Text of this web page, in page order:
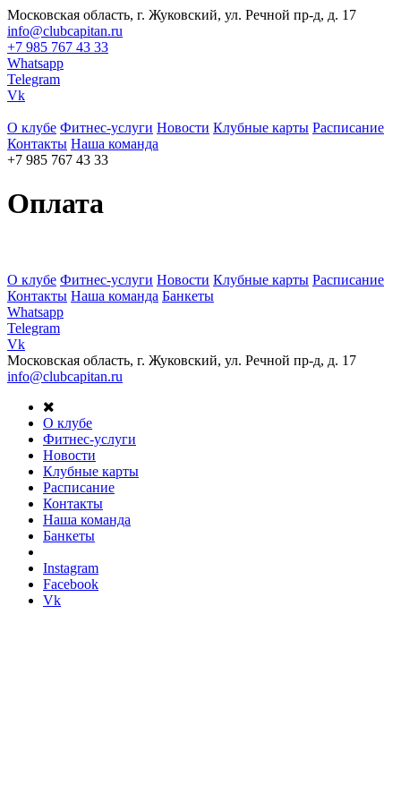
Московская область, г. Жуковский, ул. Речной пр-д, д. 17
info@clubcapitan.ru
+7 985 767 43 33
Whatsapp
Telegram
Vk
О клубе Фитнес-услуги Новости Клубные карты Расписание
Контакты Наша команда
+7 985 767 43 33
Оплата
О клубе Фитнес-услуги Новости Клубные карты Расписание
Контакты Наша команда Банкеты
Whatsapp
Telegram
Vk
Московская область, г. Жуковский, ул. Речной пр-д, д. 17
info@clubcapitan.ru
О клубе
Фитнес-услуги
Новости
Клубные карты
Расписание
Контакты
Наша команда
Банкеты
Instagram
Facebook
Vk